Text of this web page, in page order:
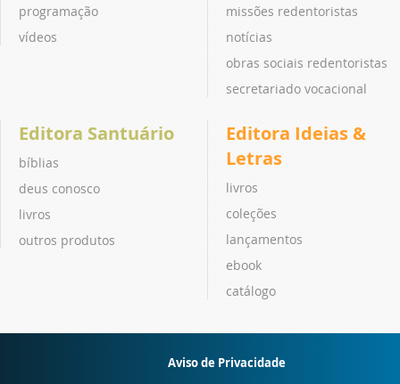
programação
vídeos
missões redentoristas
notícias
obras sociais redentoristas
secretariado vocacional
Editora Santuário
bíblias
deus conosco
livros
outros produtos
Editora Ideias &
Letras
livros
coleções
lançamentos
ebook
catálogo
Aviso de Privacidade